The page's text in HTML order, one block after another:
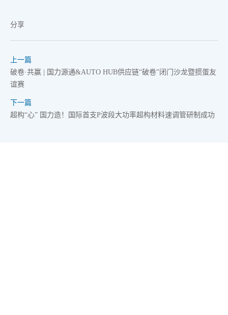
分享
上一篇
破卷·共赢 | 国力源通&AUTO HUB供应链“破卷”闭门沙龙暨掼蛋友
谊赛
下一篇
超构“心” 国力造！国际首支P波段大功率超构材料速调管研制成功